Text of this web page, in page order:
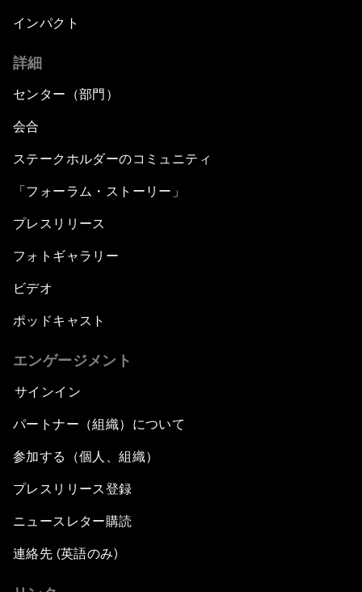
インパクト
詳細
センター（部門）
会合
ステークホルダーのコミュニティ
「フォーラム・ストーリー」
プレスリリース
フォトギャラリー
ビデオ
ポッドキャスト
エンゲージメント
サインイン
パートナー（組織）について
参加する（個人、組織）
プレスリリース登録
ニュースレター購読
連絡先 (英語のみ)